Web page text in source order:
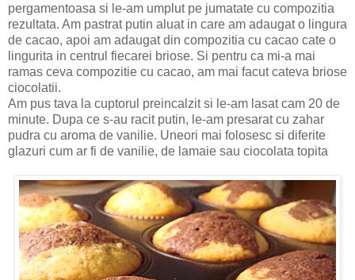
pergamentoasa si le-am umplut pe jumatate cu compozitia
rezultata. Am pastrat putin aluat in care am adaugat o lingura
de cacao, apoi am adaugat din compozitia cu cacao cate o
lingurita in centrul fiecarei briose. Si pentru ca mi-a mai
ramas ceva compozitie cu cacao, am mai facut cateva briose
ciocolatii.
Am pus tava la cuptorul preincalzit si le-am lasat cam 20 de
minute. Dupa ce s-au racit putin, le-am presarat cu zahar
pudra cu aroma de vanilie. Uneori mai folosesc si diferite
glazuri cum ar fi de vanilie, de lamaie sau ciocolata topita